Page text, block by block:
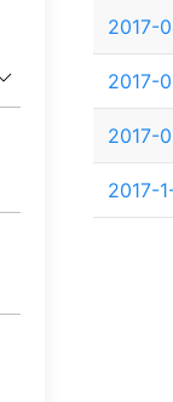
2017-
2017-
2017-
2017-